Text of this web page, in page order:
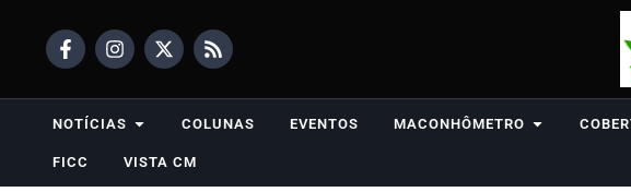
NOTÍCIAS COLUNAS EVENTOS MACONHÔMETRO
FICC VISTA CM